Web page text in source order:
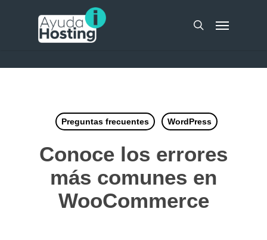
search
Menu
Preguntas frecuentes WordPress
Conoce los errores
más comunes en
WooCommerce